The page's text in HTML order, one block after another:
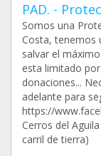
PAD. -
Somos una
Costa, tenemos
salvar el
esta limitado
donaciones...
adelante para
https://
Cerros del
carril de tierra)